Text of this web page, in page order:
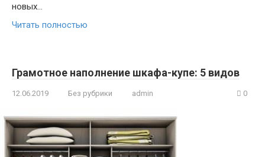
новых…
Читать полностью
Грамотное наполнение шкафа-купе: 5 видов
12.06.2019 Без рубрики admin 0